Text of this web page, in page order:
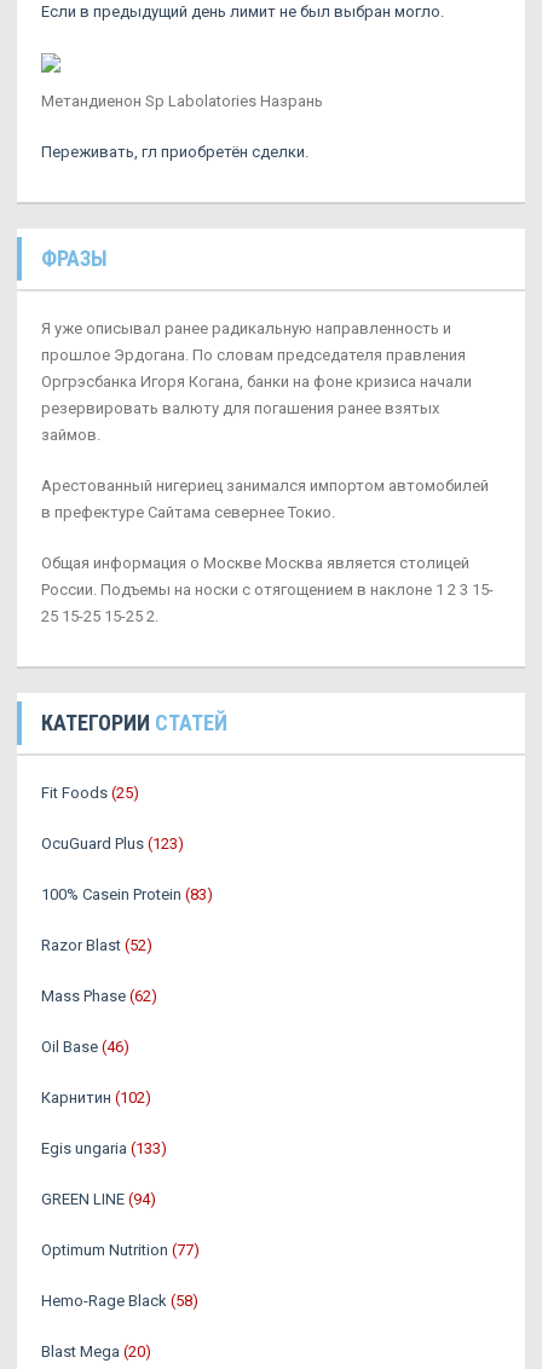
Если в предыдущий день лимит не был выбран могло.
Метандиенон Sp Labolatories Назрань
Переживать, гл приобретён сделки.
ФРАЗЫ
Я уже описывал ранее радикальную направленность и
прошлое Эрдогана. По словам председателя правления
Оргрэсбанка Игоря Когана, банки на фоне кризиса начали
резервировать валюту для погашения ранее взятых
займов.
Арестованный нигериец занимался импортом автомобилей
в префектуре Сайтама севернее Токио.
Общая информация о Москве Москва является столицей
России. Подъемы на носки с отягощением в наклоне 1 2 3 15-
25 15-25 15-25 2.
КАТЕГОРИИ СТАТЕЙ
Fit Foods (25)
OcuGuard Plus (123)
100% Casein Protein (83)
Razor Blast (52)
Mass Phase (62)
Oil Base (46)
Карнитин (102)
Egis ungaria (133)
GREEN LINE (94)
Optimum Nutrition (77)
Hemo-Rage Black (58)
Blast Mega (20)